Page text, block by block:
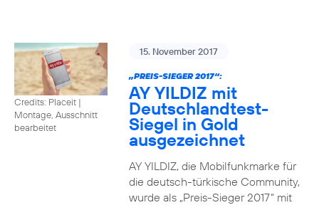
Credits: Placeit |
Montage, Ausschnitt
bearbeitet
15. November 2017
„PREIS-SIEGER 2017“:
AY YILDIZ mit
Deutschlandtest-
Siegel in Gold
ausgezeichnet
AY YILDIZ, die Mobilfunkmarke für
die deutsch-türkische Community,
wurde als „Preis-Sieger 2017“ mit